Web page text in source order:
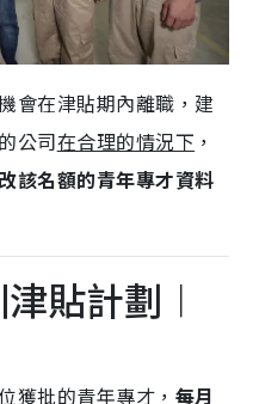
會在津貼期內離職，建
公司在合理的情況下 ，
該名額的青年專才資料
貼計劃︱
獲批的青年專才， 每月